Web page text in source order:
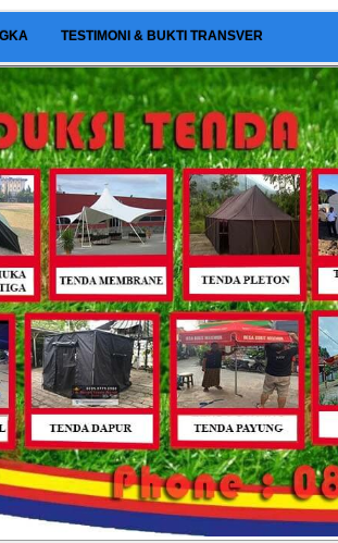
TESTIMONI & BUKTI TRANSVER